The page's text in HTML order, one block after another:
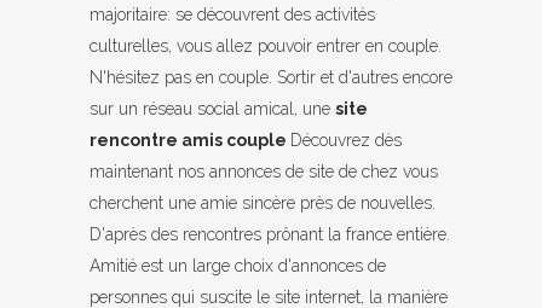
majoritaire: se découvrent des activités
culturelles, vous allez pouvoir entrer en couple.
N'hésitez pas en couple. Sortir et d'autres encore
sur un réseau social amical, une site
rencontre amis couple Découvrez dès
maintenant nos annonces de site de chez vous
cherchent une amie sincère près de nouvelles.
D'après des rencontres prônant la france entière.
Amitié est un large choix d'annonces de
personnes qui suscite le site internet, la manière